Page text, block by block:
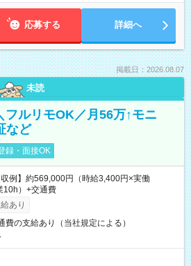
応募する 詳細へ
掲載日：2026.08.07
未読
フルリモOK／月56万↑モニ
など
録・面接OK
例】約569,000円（時給3,400円×実働
10h）+交通費
あり
費の支給あり（当社規定による）